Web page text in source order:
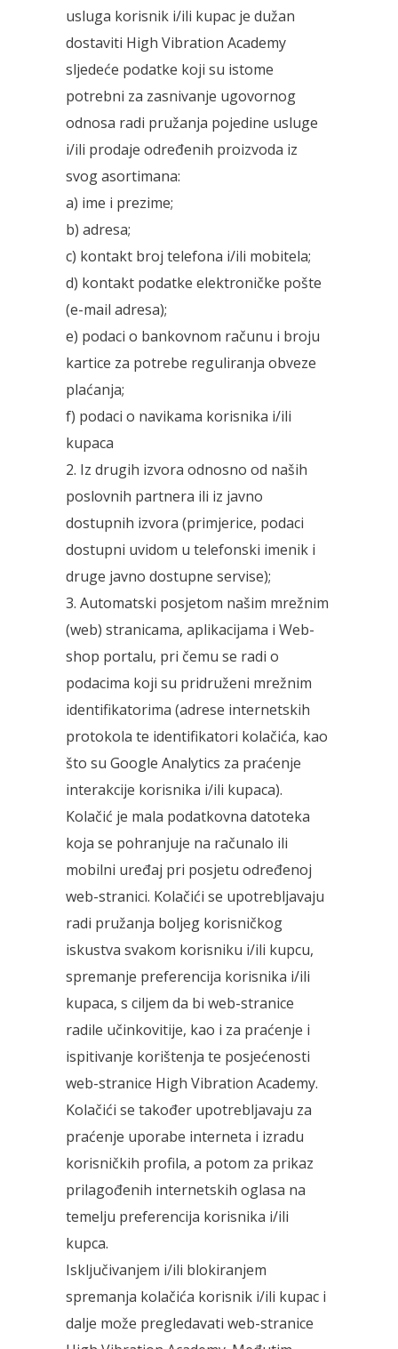
usluga korisnik i/ili kupac je dužan
dostaviti High Vibration Academy
sljedeće podatke koji su istome
potrebni za zasnivanje ugovornog
odnosa radi pružanja pojedine usluge
i/ili prodaje određenih proizvoda iz
svog asortimana:
a) ime i prezime;
b) adresa;
c) kontakt broj telefona i/ili mobitela;
d) kontakt podatke elektroničke pošte
(e-mail adresa);
e) podaci o bankovnom računu i broju
kartice za potrebe reguliranja obveze
plaćanja;
f) podaci o navikama korisnika i/ili
kupaca
2. Iz drugih izvora odnosno od naših
poslovnih partnera ili iz javno
dostupnih izvora (primjerice, podaci
dostupni uvidom u telefonski imenik i
druge javno dostupne servise);
3. Automatski posjetom našim mrežnim
(web) stranicama, aplikacijama i Web-
shop portalu, pri čemu se radi o
podacima koji su pridruženi mrežnim
identifikatorima (adrese internetskih
protokola te identifikatori kolačića, kao
što su Google Analytics za praćenje
interakcije korisnika i/ili kupaca).
Kolačić je mala podatkovna datoteka
koja se pohranjuje na računalo ili
mobilni uređaj pri posjetu određenoj
web-stranici. Kolačići se upotrebljavaju
radi pružanja boljeg korisničkog
iskustva svakom korisniku i/ili kupcu,
spremanje preferencija korisnika i/ili
kupaca, s ciljem da bi web-stranice
radile učinkovitije, kao i za praćenje i
ispitivanje korištenja te posjećenosti
web-stranice High Vibration Academy.
Kolačići se također upotrebljavaju za
praćenje uporabe interneta i izradu
korisničkih profila, a potom za prikaz
prilagođenih internetskih oglasa na
temelju preferencija korisnika i/ili
kupca.
Isključivanjem i/ili blokiranjem
spremanja kolačića korisnik i/ili kupac i
dalje može pregledavati web-stranice